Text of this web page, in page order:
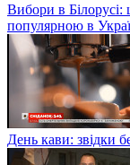
Вибори в Білорусі:
популярною в
День кави: звідки